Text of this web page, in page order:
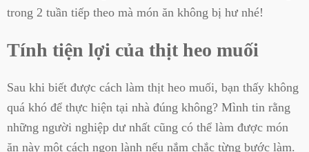
trong 2 tuần tiếp theo mà món ăn không bị hư nhé!
Tính tiện lợi của thịt heo muối
Sau khi biết được cách làm thịt heo muối, bạn thấy không
quá khó để thực hiện tại nhà đúng không? Mình tin rằng
những người nghiệp dư nhất cũng có thể làm được món
ăn này một cách ngon lành nếu nắm chắc từng bước làm.